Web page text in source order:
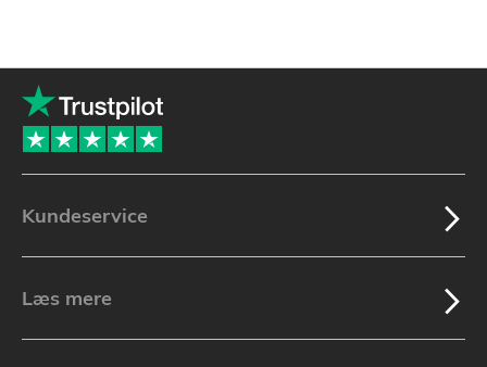
Kundeservice
Læs mere